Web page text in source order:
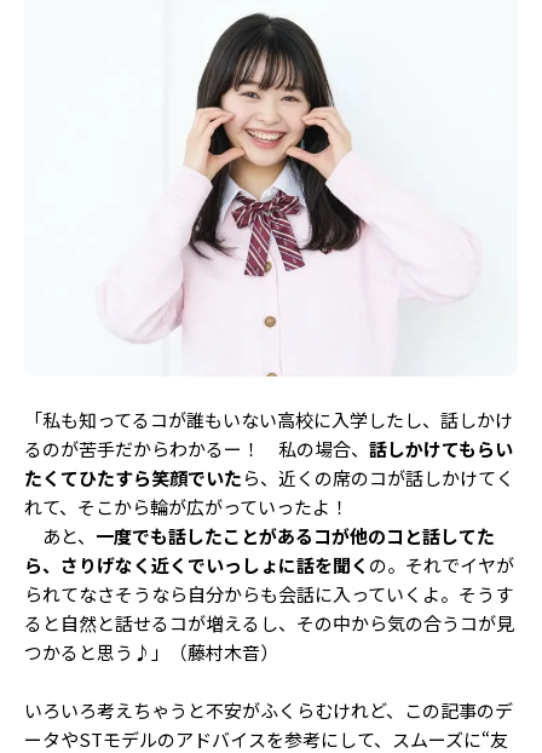
「私も知ってるコが誰もいない高校に入学したし、話しかけ
るのが苦手だからわかるー！ 私の場合、 話しかけてもらい
たくてひたすら笑顔でいたら、近くの席のコが話しかけてく
れて、そこから輪が広がっていったよ！
あと、 一度でも話したことがあるコが他のコと話してた
ら、さりげなく近くでいっしょに話を聞く の。それでイヤが
られてなさそうなら自分からも会話に入っていくよ。そうす
ると自然と話せるコが増えるし、その中から気の合うコが見
つかると思う♪」（藤村木音）
いろいろ考えちゃうと不安がふくらむけれど、この記事のデ
ータやSTモデルのアドバイスを参考にして、スムーズに“友